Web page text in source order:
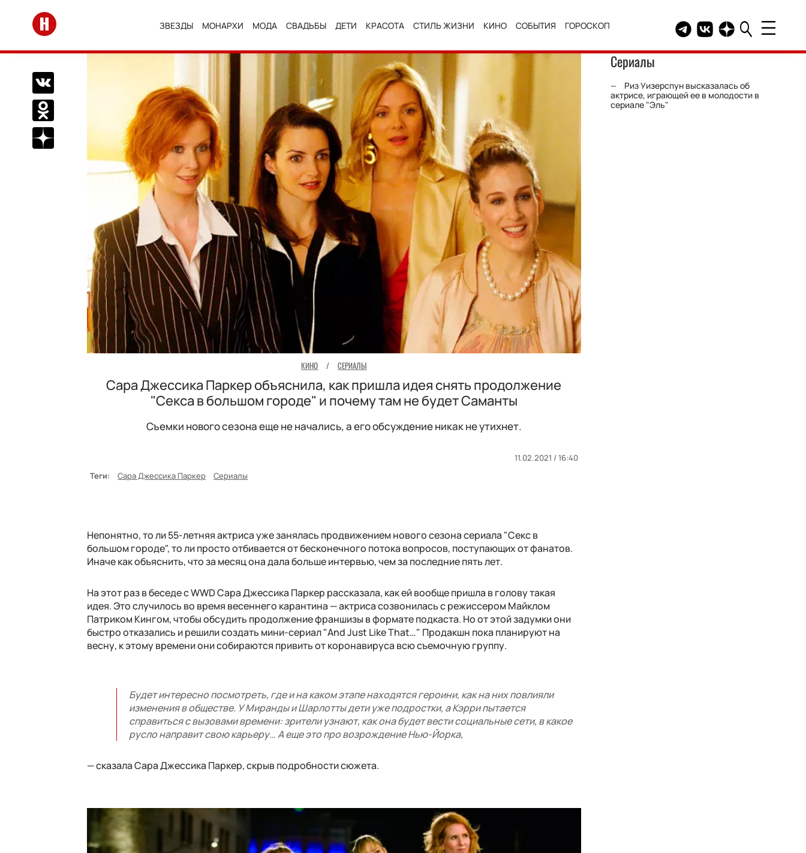
Перейти на главную
ЗВЕЗДЫ МОНАРХИ МОДА СВАДЬБЫ ДЕТИ КРАСОТА СТИЛЬ ЖИЗНИ КИНО СОБЫТИЯ ГОРОСКОП Telegram канал HELLO
Группа HELLO
Канал HELLO в
Поделиться Вконтакте
Поделиться в Одноклассниках
Подписаться на нас в Дзен
КИНО / СЕРИАЛЫ
Сара Джессика Паркер объяснила, как пришла идея снять продолжение
"Секса в большом городе" и почему там не будет Саманты
Съемки нового сезона еще не начались, а его обсуждение никак не утихнет.
11.02.2021 / 16:40
Теги:
Сара Джессика Паркер Сериалы
Непонятно, то ли 55-летняя актриса уже занялась продвижением нового сезона сериала "Секс в
большом городе", то ли просто отбивается от бесконечного потока вопросов, поступающих от фанатов.
Иначе как объяснить, что за месяц она дала больше интервью, чем за последние пять лет.
На этот раз в беседе с WWD Сара Джессика Паркер рассказала, как ей вообще пришла в голову такая
идея. Это случилось во время весеннего карантина — актриса созвонилась с режиссером Майклом
Патриком Кингом, чтобы обсудить продолжение франшизы в формате подкаста. Но от этой задумки они
быстро отказались и решили создать мини-сериал "And Just Like That…" Продакшн пока планируют на
весну, к этому времени они собираются привить от коронавируса всю съемочную группу.
Будет интересно посмотреть, где и на каком этапе находятся героини, как на них повлияли
изменения в обществе. У Миранды и Шарлотты дети уже подростки, а Кэрри пытается
справиться с вызовами времени: зрители узнают, как она будет вести социальные сети, в какое
русло направит свою карьеру… А еще это про возрождение Нью-Йорка,
— сказала Сара Джессика Паркер, скрыв подробности сюжета.
Сериалы
Риз Уизерспун высказалась об
актрисе, играющей ее в молодости в
сериале "Эль"